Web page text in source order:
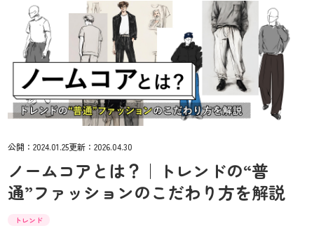
公開：2024.01.25更新：2026.04.30
ノームコアとは？｜トレンドの“普
通”ファッションのこだわり方を解説
トレンド